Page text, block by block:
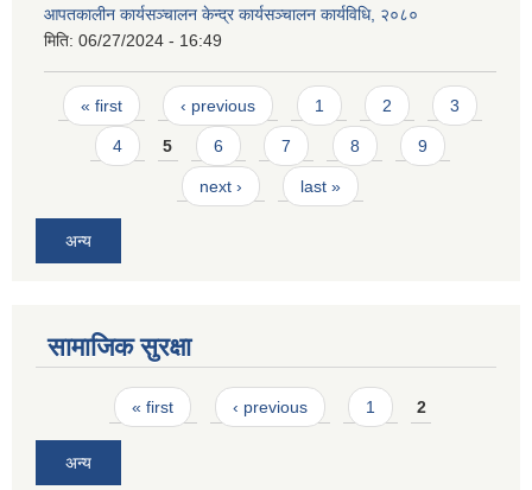
आपतकालीन कार्यसञ्चालन केन्द्र कार्यसञ्चालन कार्यविधि, २०८०
मिति: 06/27/2024 - 16:49
Pages
« first ‹ previous 1 2 3
4 5 6 7 8 9
next › last »
अन्य
सामाजिक सुरक्षा
Pages« first ‹ previous 1 2
अन्य